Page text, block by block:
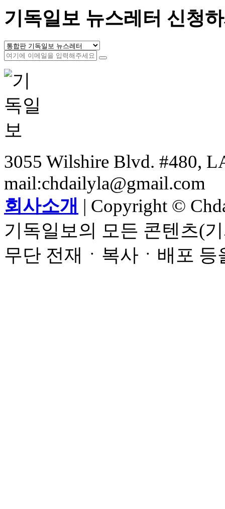
기독일보 뉴스레터 신청
3055 Wilshire Blvd. #480,
mail:chdailyla@gmail.com
회사소개 | Copyright ©
기독일보의 모든 콘텐츠(
무단 전재ㆍ복사ㆍ배포 등